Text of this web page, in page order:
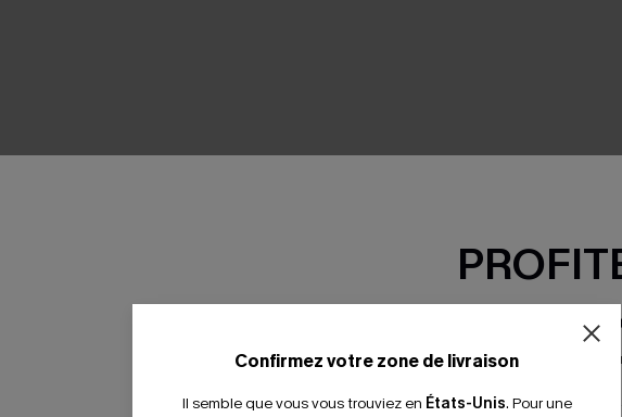
ENSEMBLE
Confirmez votre zone de livraison
Il semble que vous vous trouviez en États-Unis. Pour une
-15% dès 2
*Un code par